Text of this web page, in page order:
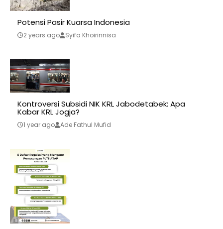
Potensi Pasir Kuarsa Indonesia
2 years ago Syifa Khoirinnisa
Kontroversi Subsidi NIK KRL Jabodetabek: Apa
Kabar KRL Jogja?
1 year ago Ade Fathul Mufid